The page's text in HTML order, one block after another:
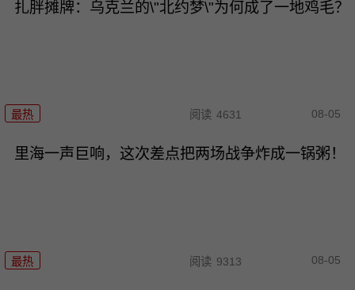
扎胖摊牌：乌克兰的\"北约梦\"为何成了一地鸡毛？
最热 阅读 4631 08-05
里海一声巨响，这次差点把两场战争炸成一锅粥！
最热 阅读 9313 08-05